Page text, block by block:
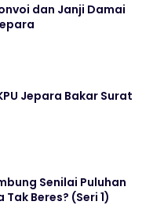
dan Janji Damai
Jepara Bakar Surat
Senilai Puluhan
Beres? (Seri 1)